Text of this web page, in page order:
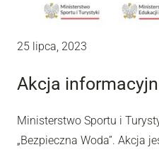
25 lipca, 2023
Akcja
Ministerstwo Sportu i
„Bezpieczna Woda”. Akcja